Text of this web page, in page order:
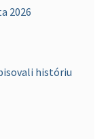
2026
históriu